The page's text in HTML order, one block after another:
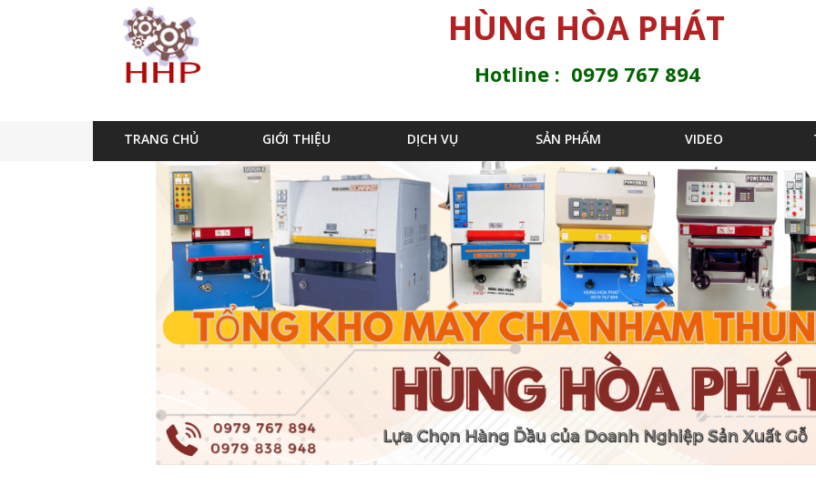
Jump to navigation
HÙNG HÒA PHÁT
Hotline : 0979 767 894
TRANG CHỦ GIỚI THIỆU DỊCH VỤ SẢN PHẨM VIDEO